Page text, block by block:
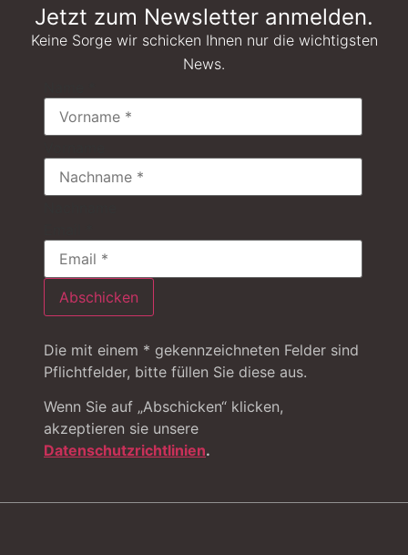
Jetzt zum Newsletter anmelden.
Keine Sorge wir schicken Ihnen nur die wichtigsten
News.
Abschicken
Die mit einem * gekennzeichneten Felder sind
Pflichtfelder, bitte füllen Sie diese aus.
Wenn Sie auf „Abschicken“ klicken,
akzeptieren sie unsere
Datenschutzrichtlinien.